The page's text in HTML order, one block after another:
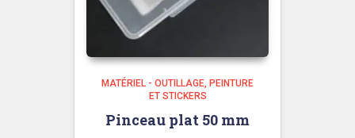
MATÉRIEL - OUTILLAGE PEINTURE
ET STICKERS
Pinceau plat 50 mm